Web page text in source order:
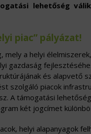
lehetőség
piac” pályázat!
mely a helyi
gazdaság
és alapvető
szolgáló piacok
A támogatási
két jogcímet
helyi alapanyagok